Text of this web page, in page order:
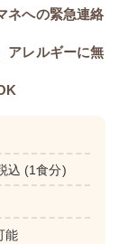
ネへの緊急連絡
アレルギーに無
込 (1食分)
能